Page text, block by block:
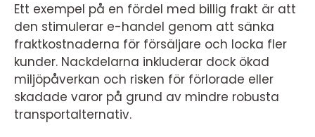
Ett exempel på en fördel med billig frakt är att
den stimulerar e-handel genom att sänka
fraktkostnaderna för försäljare och locka fler
kunder. Nackdelarna inkluderar dock ökad
miljöpåverkan och risken för förlorade eller
skadade varor på grund av mindre robusta
transportalternativ.